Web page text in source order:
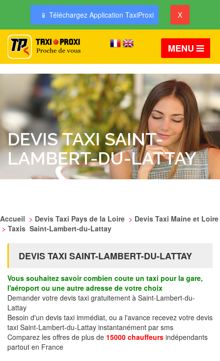
📱 Téléchargez Application TaxiProxi X
MENU
DEVIS TAXI SAINT-
LAMBERT-DU-LATTAY
Accueil > Devis Taxi Pays de la Loire > Devis Taxi Maine et Loire
> Taxis Saint-Lambert-du-Lattay
DEVIS TAXI SAINT-LAMBERT-DU-LATTAY
Vous souhaitez savoir combien coute un taxi pour la gare,
l'aéroport ou une autre adresse de votre choix
Demander votre devis taxi gratuitement à Saint-Lambert-du-
Lattay
Besoin d'un devis taxi immédiat, ou a l'avance recevez votre devis
taxi Saint-Lambert-du-Lattay instantanément par sms
Comparez les offres de plus de 15000 chauffeurs indépendants
partout en France